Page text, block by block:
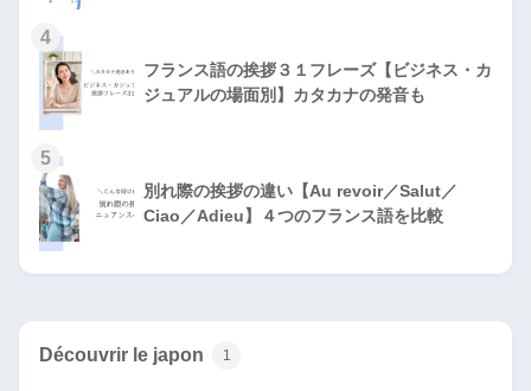
4
フランス語の挨拶３１フレーズ【ビジネス・カ
ジュアルの場面別】カタカナの発音も
5
別れ際の挨拶の違い【Au revoir／Salut／
Ciao／Adieu】４つのフランス語を比較
Découvrir le japon 1